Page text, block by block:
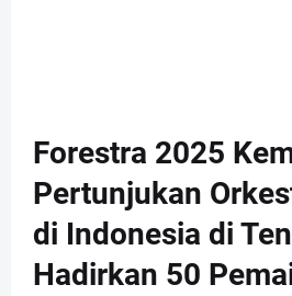
Forestra 2025
Pertunjukan
di Indonesia di
Hadirkan 50